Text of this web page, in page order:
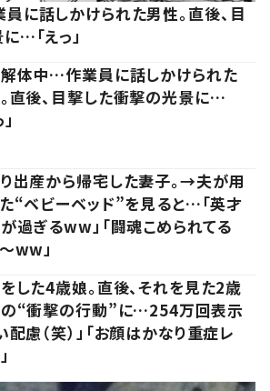
に話しかけられた男性。直後、目
…「えっ」
体中…作業員に話しかけられた
直後、目撃した衝撃の光景に…
出産から帰宅した妻子。→夫が用
“ベビーベッド”を見ると…「英才
過ぎるww」「闘魂こめられてる
ww」
した4歳娘。直後、それを見た2歳
“衝撃の行動”に…254万回表示
配慮（笑）」「お顔はかなり重症レ